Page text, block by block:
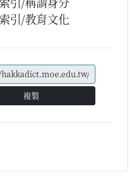
引/教育文化
複製